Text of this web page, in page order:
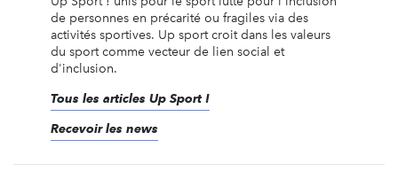
de personnes en précarité ou fragiles via des
activités sportives. Up sport croit dans les valeurs
du sport comme vecteur de lien social et
d'inclusion.
Tous les articles Up Sport !
Recevoir les news